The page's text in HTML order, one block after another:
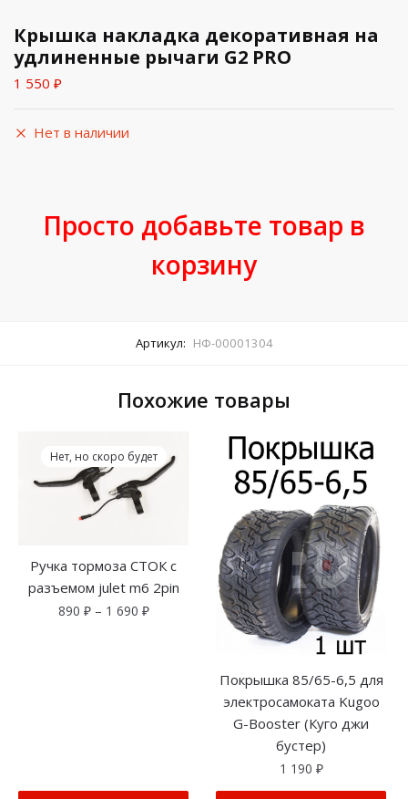
Крышка накладка декоративная на
удлиненные рычаги G2 PRO
1 550 ₽
Нет в наличии
Просто добавьте товар в
корзину
Артикул: НФ-00001304
Похожие товары
Нет, но скоро будет
Ручка тормоза СТОК с
разъемом julet m6 2pin
890 ₽– 1 690 ₽
Покрышка 85/65-6,5 для
электросамоката Kugoo
G-Booster (Куго джи
бустер)
1 190 ₽